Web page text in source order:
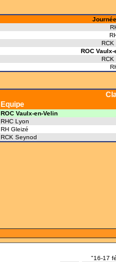
RCK
ROC Vaulx-
RCK
Equipe
ROC Vaulx-en-Velin
RHC Lyon
RH Gleizé
RCK Seynod
"16-17